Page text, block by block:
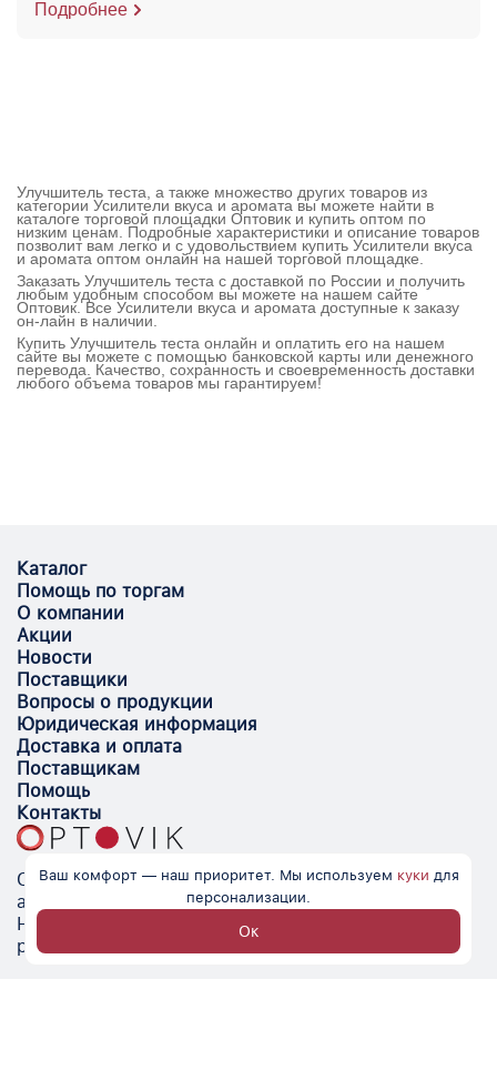
Подробнее
Улучшитель теста, а также множество других товаров из
категории Усилители вкуса и аромата вы можете найти в
каталоге торговой площадки Оптовик и купить оптом по
низким ценам. Подробные характеристики и описание товаров
позволит вам легко и с удовольствием купить Усилители вкуса
и аромата оптом онлайн на нашей торговой площадке.
Заказать Улучшитель теста с доставкой по России и получить
любым удобным способом вы можете на нашем сайте
Оптовик. Все Усилители вкуса и аромата доступные к заказу
он-лайн в наличии.
Купить Улучшитель теста онлайн и оплатить его на нашем
сайте вы можете с помощью банковской карты или денежного
перевода. Качество, сохранность и своевременность доставки
любого объема товаров мы гарантируем!
Optovik.com - электронная площадка для
автоматизации закупок и поиска поставщиков.
Низкие цены, надёжные контрагенты и удобство
работы.
Каталог
Помощь по торгам
О компании
Акции
Новости
Поставщики
Вопросы о продукции
Юридическая информация
Доставка и оплата
Поставщикам
Помощь
Контакты
Ваш комфорт — наш приоритет. Мы используем куки для
персонализации.
Ок